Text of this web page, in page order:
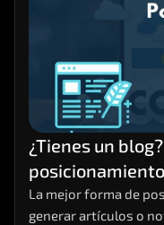
¿Tienes un
posicionamiento
La mejor forma de
generar artículos o